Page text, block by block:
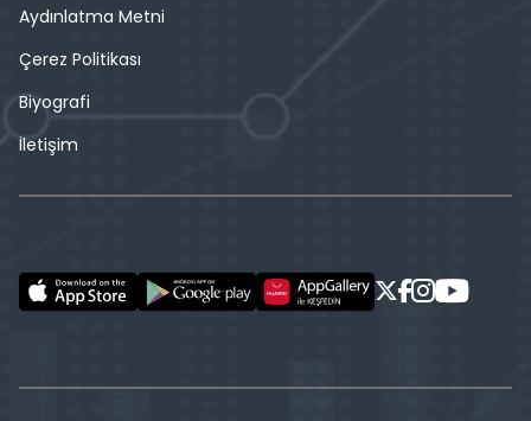
Aydınlatma Metni
Çerez Politikası
Biyografi
İletişim